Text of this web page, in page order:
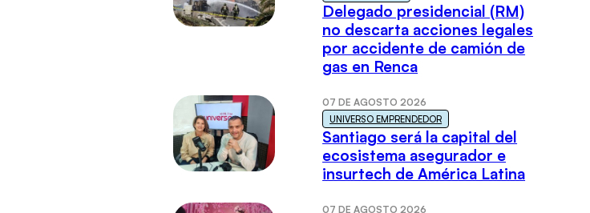
Delegado presidencial (RM)
no descarta acciones legales
por accidente de camión de
gas en Renca
07 DE AGOSTO 2026
UNIVERSO EMPRENDEDOR
Santiago será la capital del
ecosistema asegurador e
insurtech de América Latina
07 DE AGOSTO 2026